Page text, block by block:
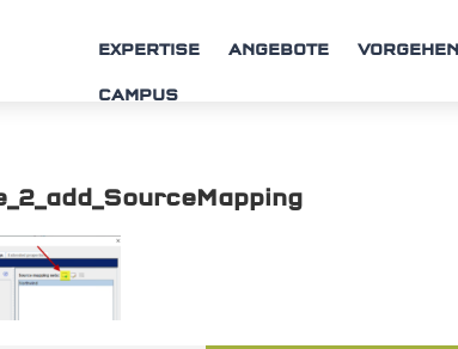
EXPERTISE ANGEBOTE VORGEHEN
CAMPUS